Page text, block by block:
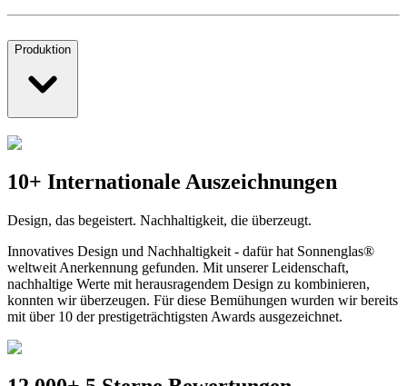
Produktion
10+ Internationale Auszeichnungen
Design, das begeistert. Nachhaltigkeit, die überzeugt.
Innovatives Design und Nachhaltigkeit - dafür hat Sonnenglas®
weltweit Anerkennung gefunden. Mit unserer Leidenschaft,
nachhaltige Werte mit herausragendem Design zu kombinieren,
konnten wir überzeugen. Für diese Bemühungen wurden wir bereits
mit über 10 der prestigeträchtigsten Awards ausgezeichnet.